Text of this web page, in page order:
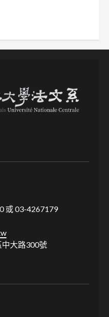
或 03-4267179
中大路300號